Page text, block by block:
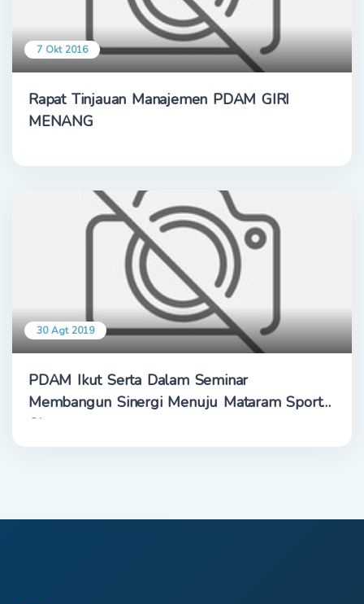
7 Okt 2016
Rapat Tinjauan Manajemen PDAM GIRI
MENANG
30 Agt 2019
PDAM Ikut Serta Dalam Seminar
Membangun Sinergi Menuju Mataram Sport
City